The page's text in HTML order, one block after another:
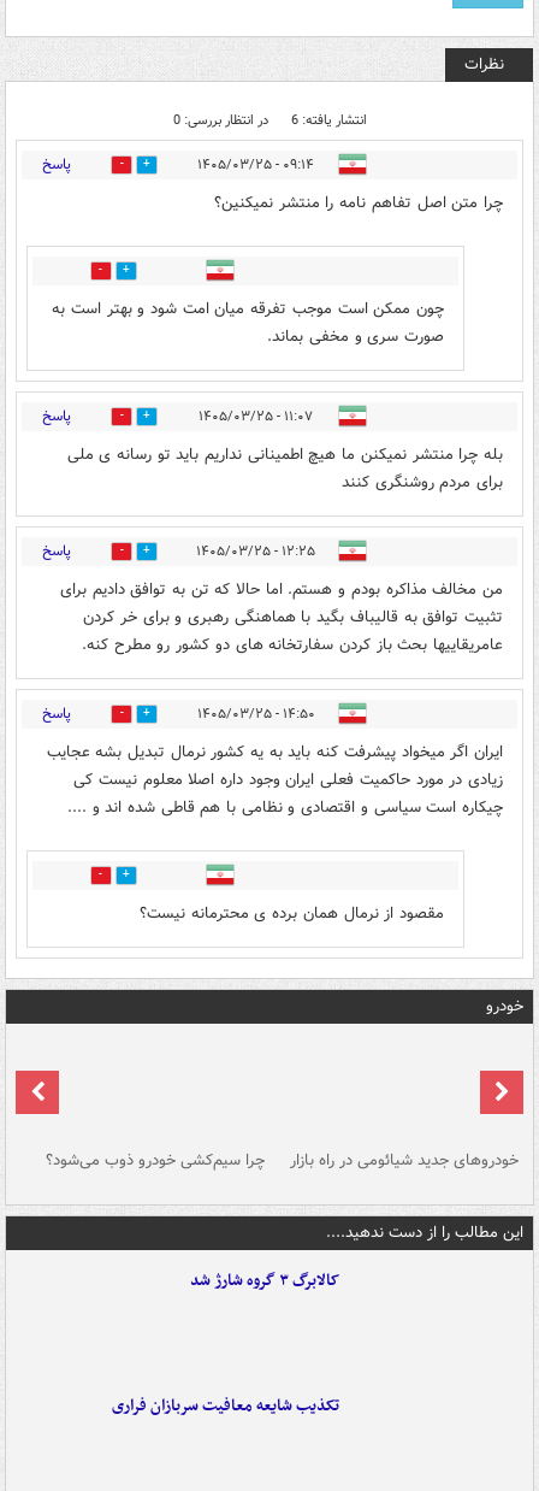
نظرات
انتشار یافته: 6 در انتظار بررسی: 0
۰۹:۱۴ - ۱۴۰۵/۰۳/۲۵ 4 پاسخ
چرا متن اصل تفاهم نامه را منتشر نمیکنین؟
1
چون ممکن است موجب تفرقه میان امت شود و بهتر است به
صورت سری و مخفی بماند.
۱۱:۰۷ - ۱۴۰۵/۰۳/۲۵ 1 پاسخ
بله چرا منتشر نمیکنن ما هیچ اطمینانی نداریم باید تو رسانه ی ملی
برای مردم روشنگری کنند
۱۲:۲۵ - ۱۴۰۵/۰۳/۲۵ 0 پاسخ
من مخالف مذاکره بودم و هستم. اما حالا که تن به توافق دادیم برای
تثبیت توافق به قالیباف بگید با هماهنگی رهبری و برای خر کردن
عامریقاییها بحث باز کردن سفارتخانه های دو کشور رو مطرح کنه.
۱۴:۵۰ - ۱۴۰۵/۰۳/۲۵ 2 پاسخ
ایران اگر میخواد پیشرفت کنه باید به یه کشور نرمال تبدیل بشه عجایب
زیادی در مورد حاکمیت فعلی ایران وجود داره اصلا معلوم نیست کی
چیکاره است سیاسی و اقتصادی و نظامی با هم قاطی شده اند و ....
0
مقصود از نرمال همان برده ی محترمانه نیست؟
خودرو
خودروهای جدید شیائومی در راه بازار چرا سیم‌کشی خودرو ذوب می‌شود؟
این مطالب را از دست ندهید....
کالابرگ ۳ گروه شارژ شد
تکذیب شایعه معافیت سربازان فراری